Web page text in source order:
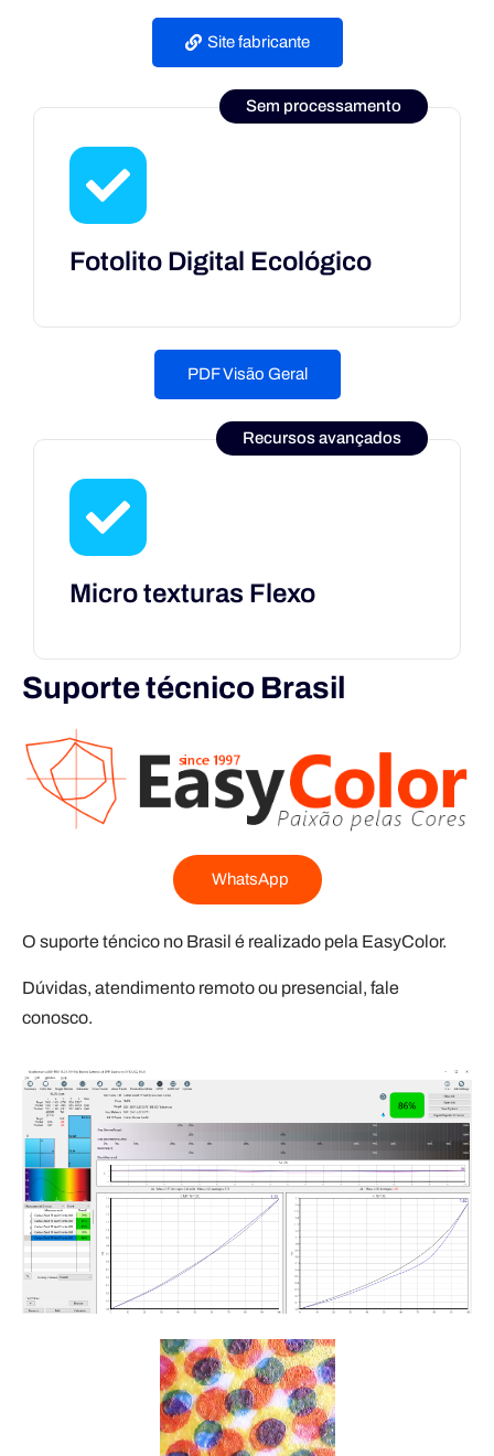
Site fabricante
Sem processamento
Fotolito Digital Ecológico
PDF Visão Geral
Recursos avançados
Micro texturas Flexo
Suporte técnico Brasil
WhatsApp
O suporte téncico no Brasil é realizado pela EasyColor.
Dúvidas, atendimento remoto ou presencial, fale
conosco.